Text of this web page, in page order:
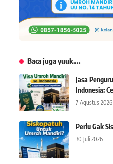
Baca juga yuuk....
Jasa
Indonesia:
7 Agustus 2026
Perlu Gak
30 Juli 2026